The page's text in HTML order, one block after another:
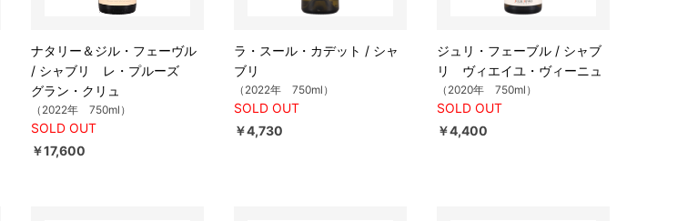
ナタリー＆ジル・フェーヴル
/ シャブリ レ・プルーズ
グラン・クリュ
（2022年 750ml）
SOLD OUT
￥17,600
ラ・スール・カデット / シャ
ブリ
（2022年 750ml）
SOLD OUT
￥4,730
ジュリ・フェーブル / シャブ
リ ヴィエイユ・ヴィーニュ
（2020年 750ml）
SOLD OUT
￥4,400